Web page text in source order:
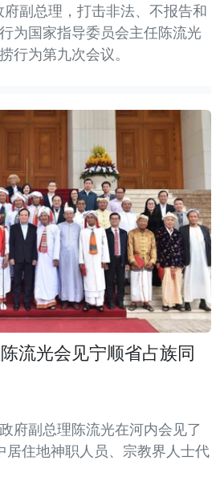
府副总理，打击非法、不报告和
为国家指导委员会主任陈流光
行为第九次会议。
流光会见宁顺省占族同
府副总理陈流光在河内会见了
居住地神职人员、宗教界人士代